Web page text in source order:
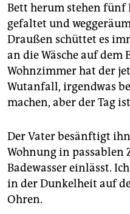
Bett herum stehen fünf
gefaltet und
Draußen schüttet es
an die Wäsche auf dem
Wohnzimmer hat der
Wutanfall, irgendwas
machen, aber der Tag
Der Vater besänftigt
Wohnung in passablen
Badewasser einlässt.
in der Dunkelheit auf
Ohren.